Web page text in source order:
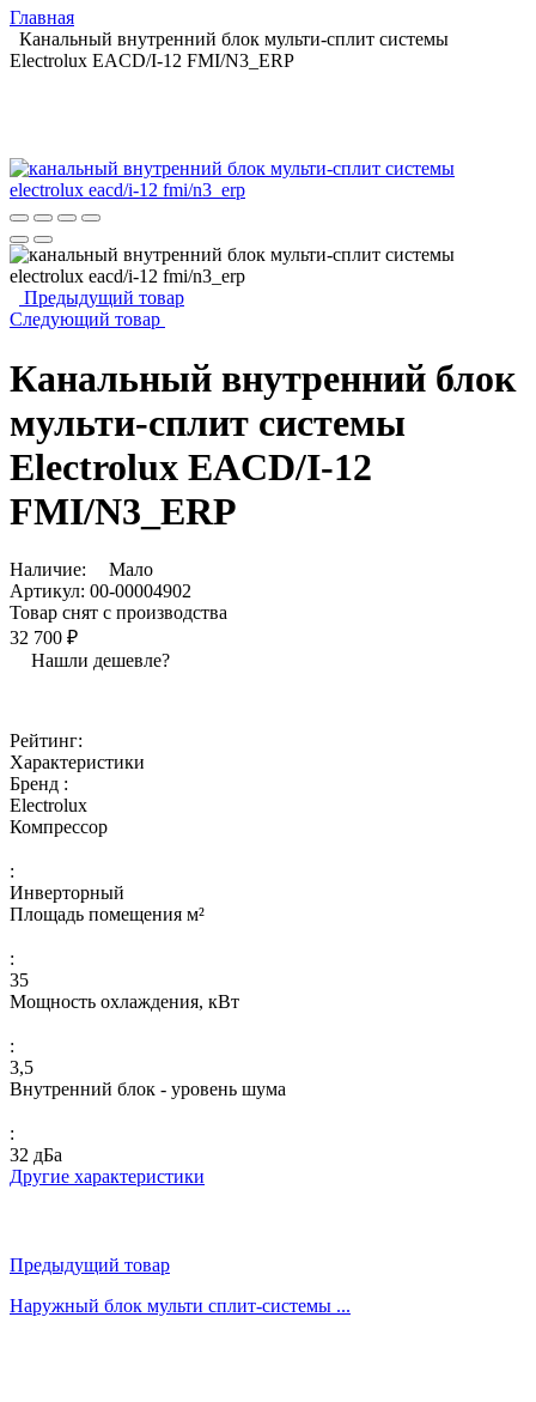
Главная
Канальный внутренний блок мульти-сплит системы
Electrolux EACD/I-12 FMI/N3_ERP
Предыдущий товар
Следующий товар
Канальный внутренний блок
мульти-сплит системы
Electrolux EACD/I-12
FMI/N3_ERP
Наличие:
Мало
Артикул: 00-00004902
Товар снят с производства
32 700 ₽
Нашли дешевле?
Рейтинг:
Характеристики
Бренд :
Electrolux
Компрессор
:
Инверторный
Площадь помещения м²
:
35
Мощность охлаждения, кВт
:
3,5
Внутренний блок - уровень шума
:
32 дБа
Другие характеристики
Предыдущий товар
Наружный блок мульти сплит-системы ...